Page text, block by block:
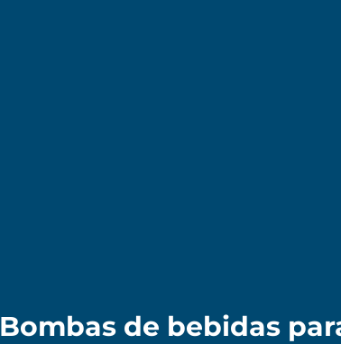
Bombas de bebidas